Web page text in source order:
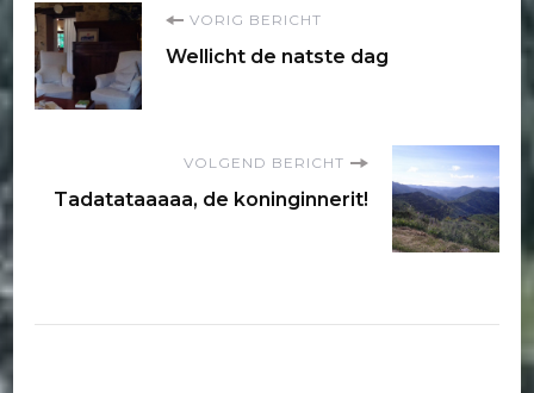
Bericht
navigatie
VORIG BERICHT
Wellicht de natste dag
VOLGEND BERICHT
Tadatataaaaa, de koninginnerit!